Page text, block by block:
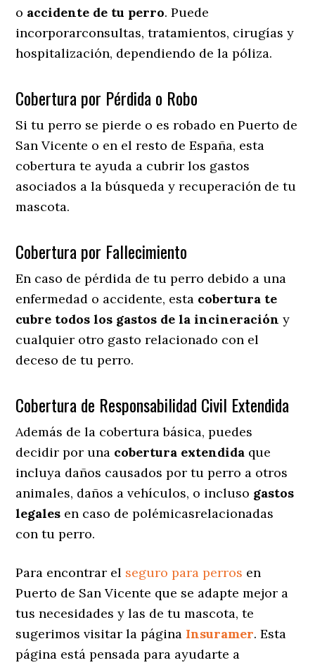
o accidente de tu perro. Puede
incorporarconsultas, tratamientos, cirugías y
hospitalización, dependiendo de la póliza.
Cobertura por Pérdida o Robo
Si tu perro se pierde o es robado en Puerto de
San Vicente o en el resto de España, esta
cobertura te ayuda a cubrir los gastos
asociados a la búsqueda y recuperación de tu
mascota.
Cobertura por Fallecimiento
En caso de pérdida de tu perro debido a una
enfermedad o accidente, esta cobertura te
cubre todos los gastos de la incineración y
cualquier otro gasto relacionado con el
deceso de tu perro.
Cobertura de Responsabilidad Civil Extendida
Además de la cobertura básica, puedes
decidir por una cobertura extendida que
incluya daños causados por tu perro a otros
animales, daños a vehículos, o incluso gastos
legales en caso de polémicasrelacionadas
con tu perro.
Para encontrar el seguro para perros en
Puerto de San Vicente que se adapte mejor a
tus necesidades y las de tu mascota, te
sugerimos visitar la página Insuramer. Esta
página está pensada para ayudarte a